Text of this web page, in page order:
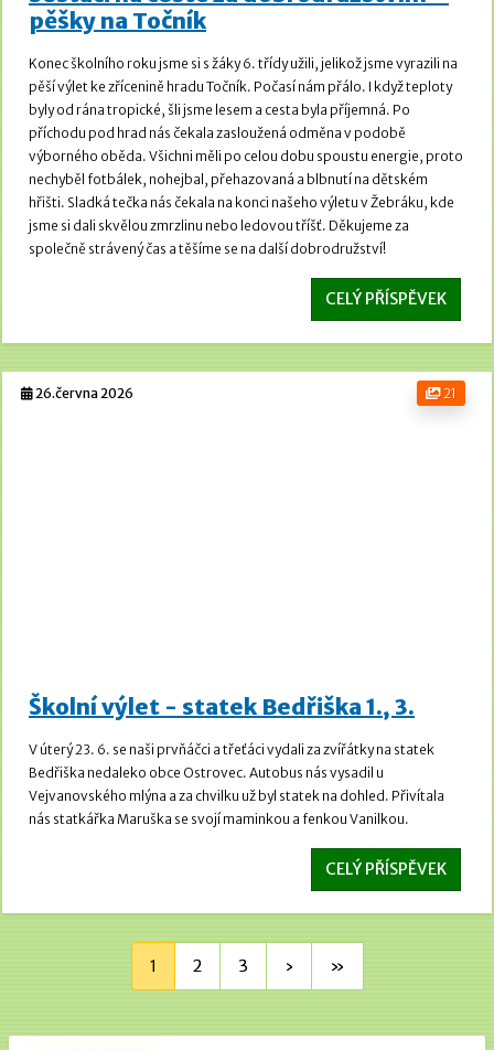
pěšky na Točník
Konec školního roku jsme si s žáky 6. třídy užili, jelikož jsme vyrazili na
pěší výlet ke zřícenině hradu Točník. Počasí nám přálo. I když teploty
byly od rána tropické, šli jsme lesem a cesta byla příjemná. Po
příchodu pod hrad nás čekala zasloužená odměna v podobě
výborného oběda. Všichni měli po celou dobu spoustu energie, proto
nechyběl fotbálek, nohejbal, přehazovaná a blbnutí na dětském
hřišti. Sladká tečka nás čekala na konci našeho výletu v Žebráku, kde
jsme si dali skvělou zmrzlinu nebo ledovou tříšť. Děkujeme za
společně strávený čas a těšíme se na další dobrodružství!
CELÝ PŘÍSPĚVEK
21
26.června 2026
Školní výlet - statek Bedřiška 1., 3.
V úterý 23. 6. se naši prvňáčci a třeťáci vydali za zvířátky na statek
Bedřiška nedaleko obce Ostrovec. Autobus nás vysadil u
Vejvanovského mlýna a za chvilku už byl statek na dohled. Přivítala
nás statkářka Maruška se svojí maminkou a fenkou Vanilkou.
CELÝ PŘÍSPĚVEK
1 2 3 › »